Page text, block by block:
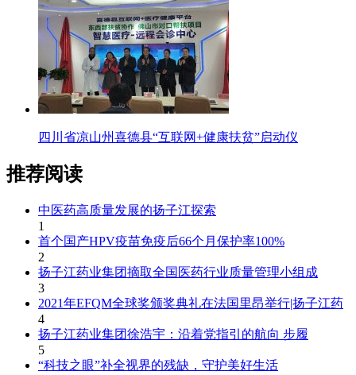
四川省凉山州喜德县“互联网+健康扶贫”启动仪
推荐阅读
中医药高质量发展的扬子江探索
1
首个国产HPV疫苗免疫后66个月保护率100%
2
扬子江药业集团摘取全国医药行业质量管理小组成
3
2021年EFQM全球奖颁奖典礼在法国里昂举行|扬子江药
4
扬子江药业集团徐浩宇：沿着党指引的航向 步履
5
“科技之眼”补全视界的残缺，守护美好生活